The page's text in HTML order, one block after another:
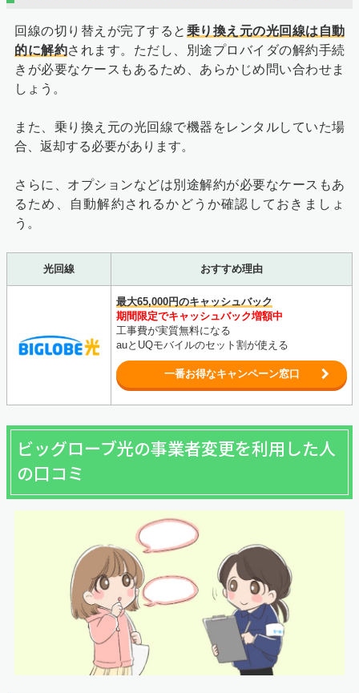
回線の切り替えが完了すると 乗り換え元の光回線は自動
的に解約されます。ただし、別途プロバイダの解約手続
きが必要なケースもあるため、あらかじめ問い合わせま
しょう。
また、乗り換え元の光回線で機器をレンタルしていた場
合、返却する必要があります。
さらに、オプションなどは別途解約が必要なケースもあ
るため、自動解約されるかどうか確認しておきましょ
う。
光回線 おすすめ理由
最大65,000円のキャッシュバック
期間限定でキャッシュバック増額中
工事費が実質無料になる
auとUQモバイルのセット割が使える
一番お得なキャンペーン窓口
ビッグローブ光の事業者変更を利用した人
の口コミ